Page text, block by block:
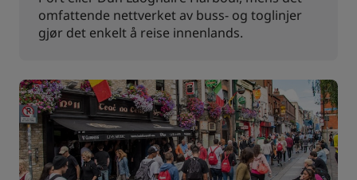
omfattende nettverket av buss- og toglinjer
gjør det enkelt å reise innenlands.